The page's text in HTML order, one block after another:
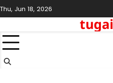
Skip
to
Thu, Jun 18, 2026